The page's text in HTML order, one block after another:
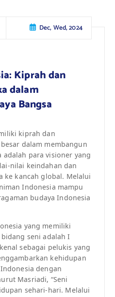
Dec, Wed, 2024
Kiprah dan
dalam
Bangsa
kiprah dan
dalam membangun
adalah para visioner yang
nilai keindahan dan
ke kancah global. Melalui
Indonesia mampu
budaya Indonesia
yang memiliki
seni adalah I
sebagai pelukis yang
kehidupan
dengan
Masriadi, “Seni
sehari-hari. Melalui